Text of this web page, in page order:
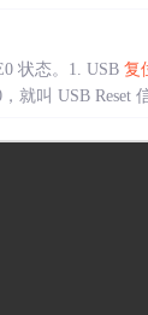
状态。1. USB 复
就叫 USB Reset